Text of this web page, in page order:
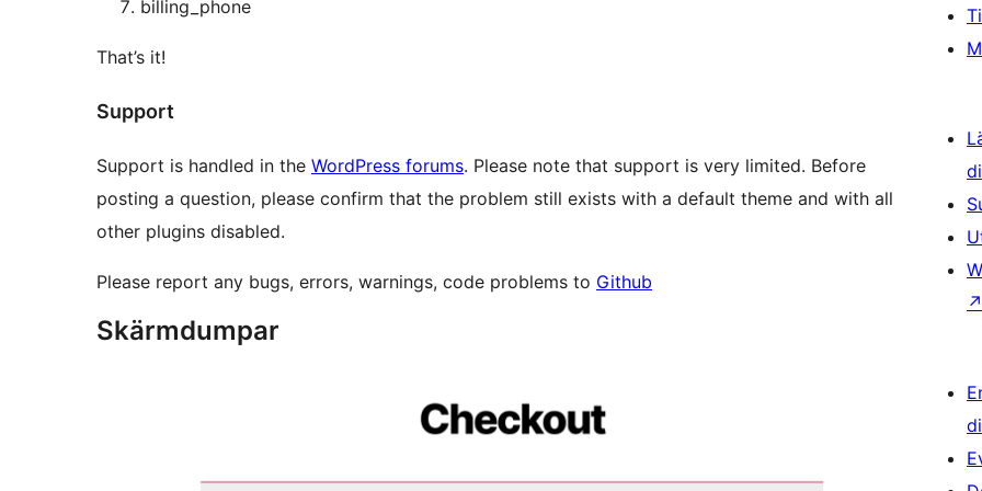
billing_phone
That’s it!
Support
Support is handled in the WordPress forums. Please note that support is very limited. Before
posting a question, please confirm that the problem still exists with a default theme and with all
other plugins disabled.
Please report any bugs, errors, warnings, code problems to Github
Skärmdumpar
↗